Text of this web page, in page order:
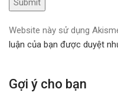
Website này sử dụng
luận của bạn được duyệt
Gợi ý cho bạn